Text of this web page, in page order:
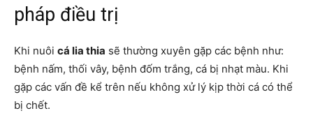
pháp điều trị
Khi nuôi cá lia thia sẽ thường xuyên gặp các bệnh như:
bệnh nấm, thối vây, bệnh đốm trắng, cá bị nhạt màu. Khi
gặp các vấn đề kể trên nếu không xử lý kịp thời cá có thể
bị chết.